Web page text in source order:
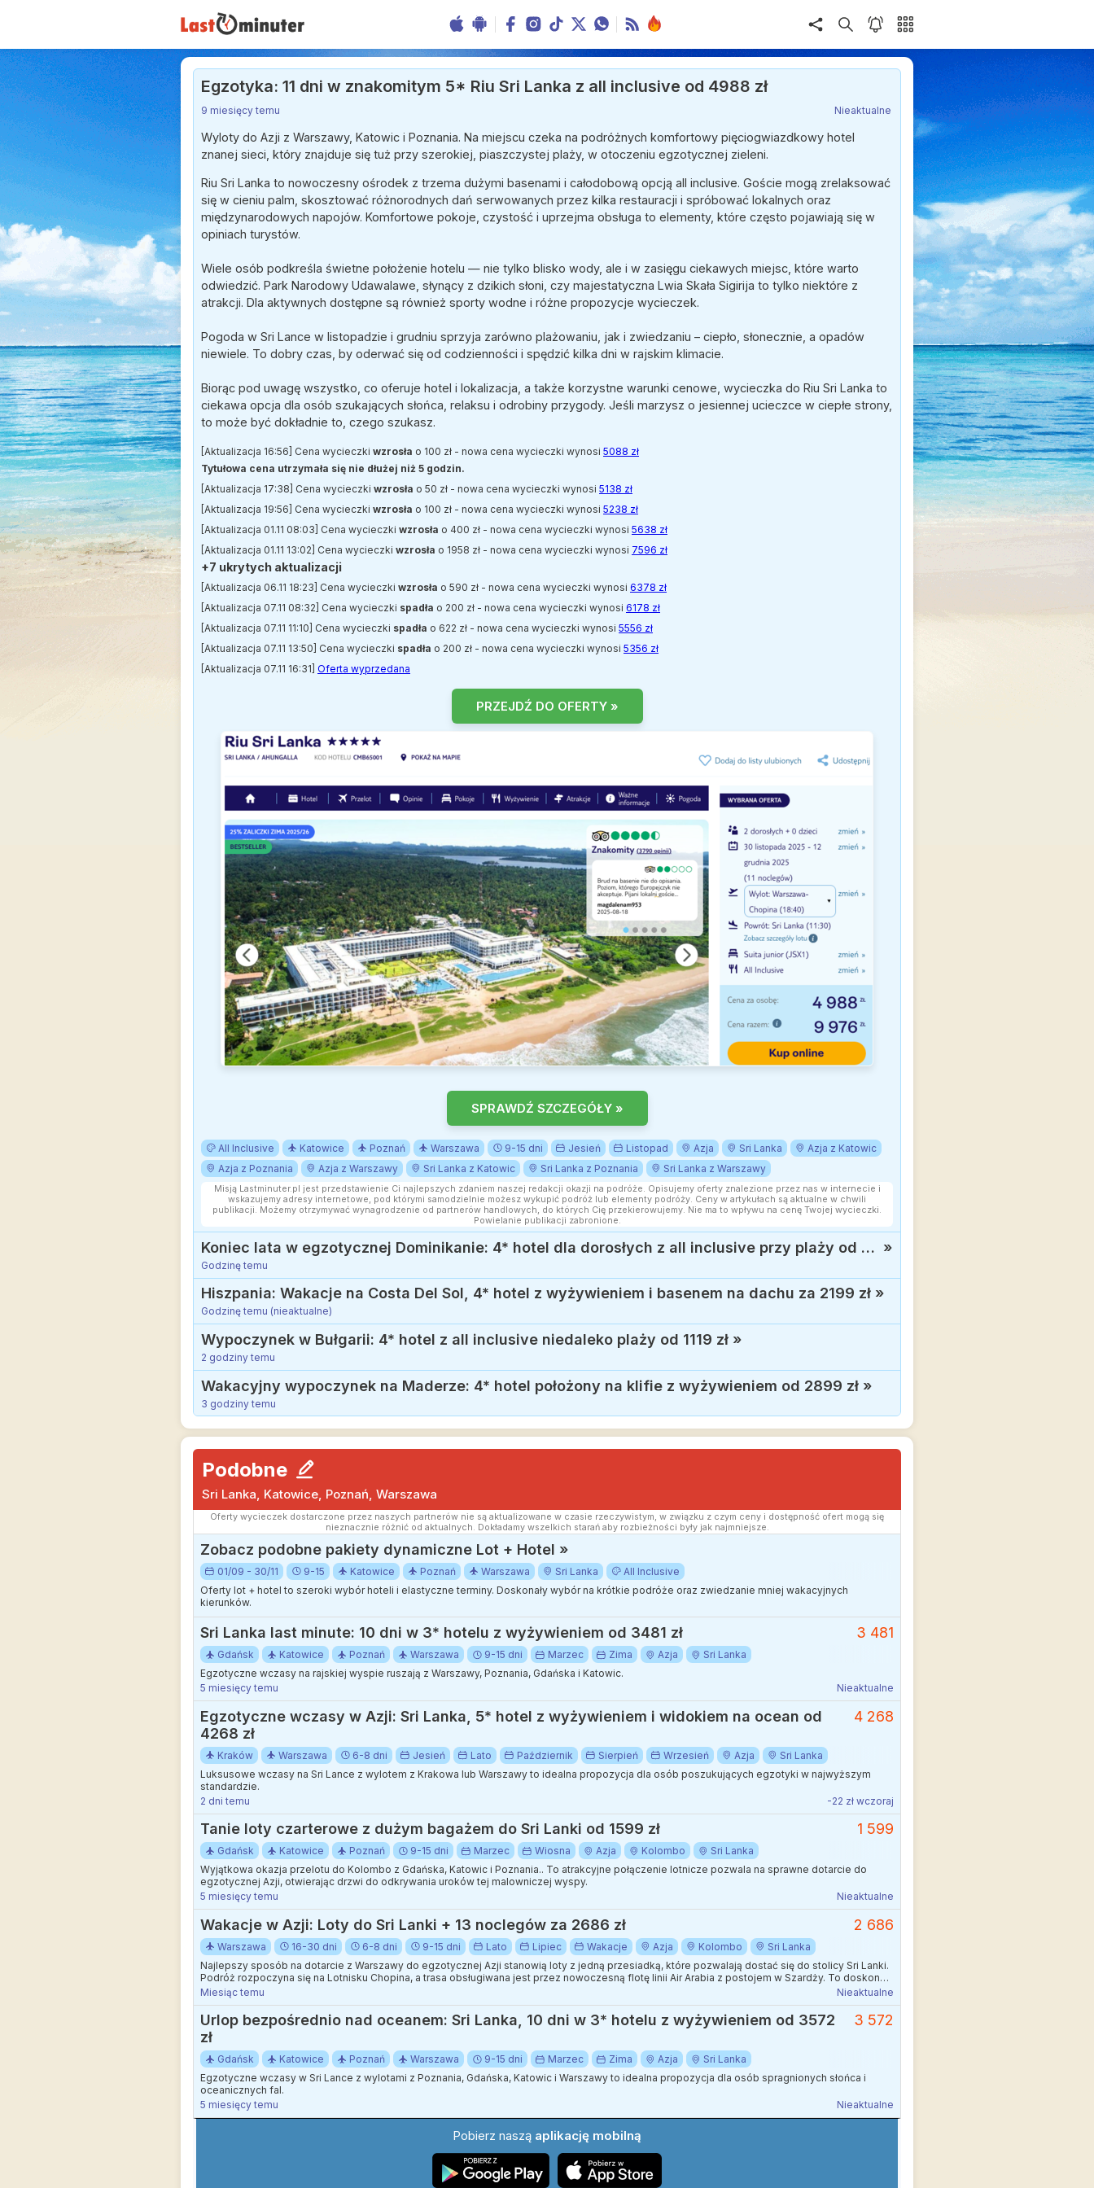
Egzotyka: 11 dni w znakomitym 5* Riu Sri Lanka z all inclusive od 4988 zł
9 miesięcy temu Nieaktualne
Wyloty do Azji z Warszawy, Katowic i Poznania. Na miejscu czeka na podróżnych komfortowy pięciogwiazdkowy hotel
znanej sieci, który znajduje się tuż przy szerokiej, piaszczystej plaży, w otoczeniu egzotycznej zieleni.
Riu Sri Lanka to nowoczesny ośrodek z trzema dużymi basenami i całodobową opcją all inclusive. Goście mogą zrelaksować
się w cieniu palm, skosztować różnorodnych dań serwowanych przez kilka restauracji i spróbować lokalnych oraz
międzynarodowych napojów. Komfortowe pokoje, czystość i uprzejma obsługa to elementy, które często pojawiają się w
opiniach turystów.
Wiele osób podkreśla świetne położenie hotelu — nie tylko blisko wody, ale i w zasięgu ciekawych miejsc, które warto
odwiedzić. Park Narodowy Udawalawe, słynący z dzikich słoni, czy majestatyczna Lwia Skała Sigirija to tylko niektóre z
atrakcji. Dla aktywnych dostępne są również sporty wodne i różne propozycje wycieczek.
Pogoda w Sri Lance w listopadzie i grudniu sprzyja zarówno plażowaniu, jak i zwiedzaniu – ciepło, słonecznie, a opadów
niewiele. To dobry czas, by oderwać się od codzienności i spędzić kilka dni w rajskim klimacie.
Biorąc pod uwagę wszystko, co oferuje hotel i lokalizacja, a także korzystne warunki cenowe, wycieczka do Riu Sri Lanka to
ciekawa opcja dla osób szukających słońca, relaksu i odrobiny przygody. Jeśli marzysz o jesiennej ucieczce w ciepłe strony,
to może być dokładnie to, czego szukasz.
[Aktualizacja 16:56] Cena wycieczki wzrosła o 100 zł - nowa cena wycieczki wynosi 5088 zł
Tytułowa cena utrzymała się nie dłużej niż 5 godzin.
[Aktualizacja 17:38] Cena wycieczki wzrosła o 50 zł - nowa cena wycieczki wynosi 5138 zł
[Aktualizacja 19:56] Cena wycieczki wzrosła o 100 zł - nowa cena wycieczki wynosi 5238 zł
[Aktualizacja 01.11 08:03] Cena wycieczki wzrosła o 400 zł - nowa cena wycieczki wynosi 5638 zł
[Aktualizacja 01.11 13:02] Cena wycieczki wzrosła o 1958 zł - nowa cena wycieczki wynosi 7596 zł
+7 ukrytych aktualizacji
[Aktualizacja 06.11 18:23] Cena wycieczki wzrosła o 590 zł - nowa cena wycieczki wynosi 6378 zł
[Aktualizacja 07.11 08:32] Cena wycieczki spadła o 200 zł - nowa cena wycieczki wynosi 6178 zł
[Aktualizacja 07.11 11:10] Cena wycieczki spadła o 622 zł - nowa cena wycieczki wynosi 5556 zł
[Aktualizacja 07.11 13:50] Cena wycieczki spadła o 200 zł - nowa cena wycieczki wynosi 5356 zł
[Aktualizacja 07.11 16:31] Oferta wyprzedana
PRZEJDŹ DO OFERTY »
SPRAWDŹ SZCZEGÓŁY »
All Inclusive Katowice Poznań Warszawa 9-15 dni Jesień Listopad Azja Sri Lanka
Azja z Katowic
Azja z Poznania
Azja z Warszawy Sri Lanka z Katowic Sri Lanka z Poznania Sri Lanka z Warszawy
Misją Lastminuter.pl jest przedstawienie Ci najlepszych zdaniem naszej redakcji okazji na podróże. Opisujemy oferty znalezione przez nas w internecie i
wskazujemy adresy internetowe, pod którymi samodzielnie możesz wykupić podróż lub elementy podróży. Ceny w artykułach są aktualne w chwili
publikacji. Możemy otrzymywać wynagrodzenie od partnerów handlowych, do których Cię przekierowujemy. Nie ma to wpływu na cenę Twojej wycieczki.
Powielanie publikacji zabronione.
Koniec lata w egzotycznej Dominikanie: 4* hotel dla dorosłych z all inclusive przy plaży od 5445 zł »
Godzinę temu
Hiszpania: Wakacje na Costa Del Sol, 4* hotel z wyżywieniem i basenem na dachu za 2199 zł »
Godzinę temu (nieaktualne)
Wypoczynek w Bułgarii: 4* hotel z all inclusive niedaleko plaży od 1119 zł »
2 godziny temu
Wakacyjny wypoczynek na Maderze: 4* hotel położony na klifie z wyżywieniem od 2899 zł »
3 godziny temu
Podobne
Sri Lanka, Katowice, Poznań, Warszawa
Oferty wycieczek dostarczone przez naszych partnerów nie są aktualizowane w czasie rzeczywistym, w związku z czym ceny i dostępność ofert mogą się
nieznacznie różnić od aktualnych. Dokładamy wszelkich starań aby rozbieżności były jak najmniejsze.
Zobacz podobne pakiety dynamiczne Lot + Hotel »
01/09 - 30/11 9-15 Katowice Poznań Warszawa Sri Lanka
All Inclusive
Oferty lot + hotel to szeroki wybór hoteli i elastyczne terminy. Doskonały wybór na krótkie podróże oraz zwiedzanie mniej wakacyjnych
kierunków.
Sri Lanka last minute: 10 dni w 3* hotelu z wyżywieniem od 3481 zł 3 481
Gdańsk Katowice Poznań Warszawa 9-15 dni Marzec Zima Azja
Sri Lanka
Egzotyczne wczasy na rajskiej wyspie ruszają z Warszawy, Poznania, Gdańska i Katowic.
5 miesięcy temu
Nieaktualne
Egzotyczne wczasy w Azji: Sri Lanka, 5* hotel z wyżywieniem i widokiem na ocean od
4268 zł
4 268
Kraków Warszawa 6-8 dni Jesień Lato Październik Sierpień Wrzesień Azja
Sri Lanka
Luksusowe wczasy na Sri Lance z wylotem z Krakowa lub Warszawy to idealna propozycja dla osób poszukujących egzotyki w najwyższym
standardzie.
2 dni temu
-22 zł wczoraj
Tanie loty czarterowe z dużym bagażem do Sri Lanki od 1599 zł 1 599
Gdańsk Katowice Poznań 9-15 dni Marzec Wiosna Azja Kolombo
Sri Lanka
Wyjątkowa okazja przelotu do Kolombo z Gdańska, Katowic i Poznania.. To atrakcyjne połączenie lotnicze pozwala na sprawne dotarcie do
egzotycznej Azji, otwierając drzwi do odkrywania uroków tej malowniczej wyspy.
5 miesięcy temu
Nieaktualne
Wakacje w Azji: Loty do Sri Lanki + 13 noclegów za 2686 zł 2 686
Warszawa 16-30 dni 6-8 dni 9-15 dni Lato Lipiec Wakacje Azja Kolombo
Sri Lanka
Najlepszy sposób na dotarcie z Warszawy do egzotycznej Azji stanowią loty z jedną przesiadką, które pozwalają dostać się do stolicy Sri Lanki.
Podróż rozpoczyna się na Lotnisku Chopina, a trasa obsługiwana jest przez nowoczesną flotę linii Air Arabia z postojem w Szardży. To doskonała
okazja, aby zaplanować wymarzone wakacje w miejscu pełnym zielonych plantacji herbaty i buddyjskich świątyń.
Miesiąc temu Nieaktualne
Urlop bezpośrednio nad oceanem: Sri Lanka, 10 dni w 3* hotelu z wyżywieniem od 3572
zł
3 572
Gdańsk Katowice Poznań Warszawa 9-15 dni Marzec Zima Azja
Sri Lanka
Egzotyczne wczasy w Sri Lance z wylotami z Poznania, Gdańska, Katowic i Warszawy to idealna propozycja dla osób spragnionych słońca i
oceanicznych fal.
5 miesięcy temu
Nieaktualne
Pobierz naszą aplikację mobilną